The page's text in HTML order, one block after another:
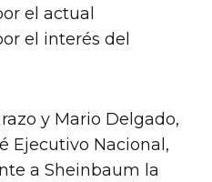
el actual
el interés del
y Mario Delgado,
Ejecutivo Nacional,
a Sheinbaum la